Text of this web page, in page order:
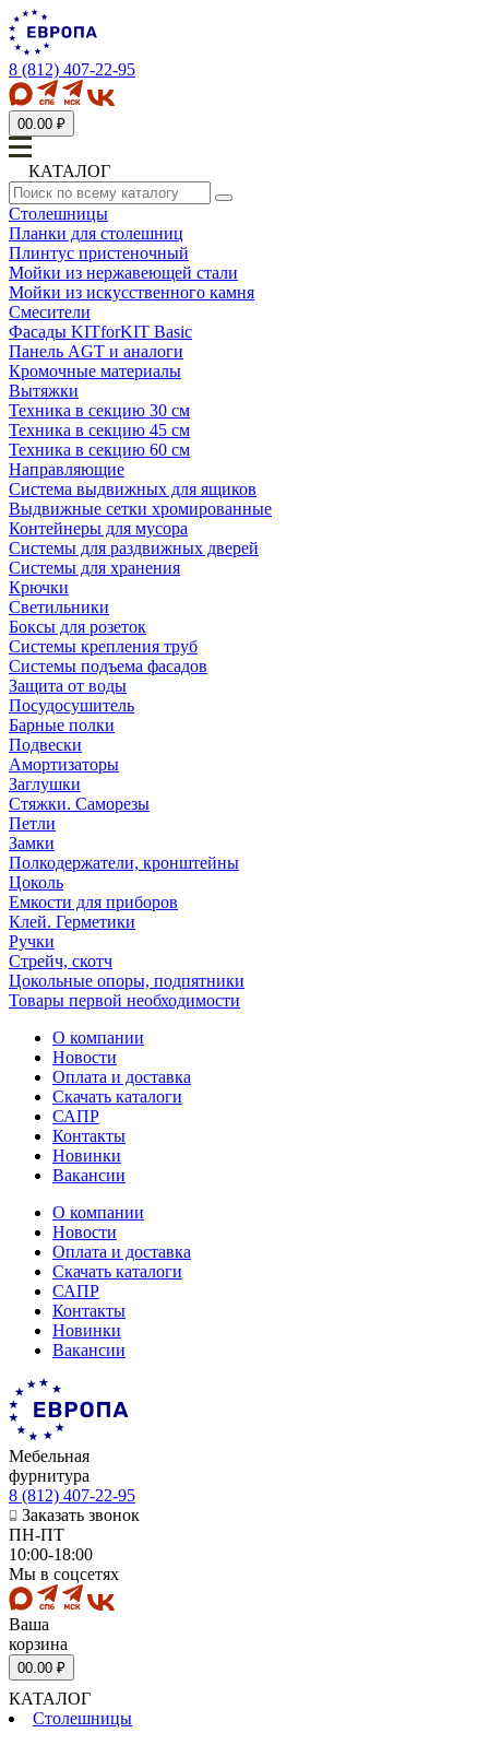
8 (812) 407-22-95
00.00 ₽
КАТАЛОГ
Столешницы
Планки для столешниц
Плинтус пристеночный
Мойки из нержавеющей стали
Мойки из искусственного камня
Смесители
Фасады KITforKIT Basic
Панель AGT и аналоги
Кромочные материалы
Вытяжки
Техника в секцию 30 см
Техника в секцию 45 см
Техника в секцию 60 см
Направляющие
Система выдвижных для ящиков
Выдвижные сетки хромированные
Контейнеры для мусора
Системы для раздвижных дверей
Системы для хранения
Крючки
Светильники
Боксы для розеток
Системы крепления труб
Системы подъема фасадов
Защита от воды
Посудосушитель
Барные полки
Подвески
Амортизаторы
Заглушки
Стяжки. Саморезы
Петли
Замки
Полкодержатели, кронштейны
Цоколь
Емкости для приборов
Клей. Герметики
Ручки
Стрейч, скотч
Цокольные опоры, подпятники
Товары первой необходимости
О компании
Новости
Оплата и доставка
Скачать каталоги
САПР
Контакты
Новинки
Вакансии
О компании
Новости
Оплата и доставка
Скачать каталоги
САПР
Контакты
Новинки
Вакансии
Мебельная
фурнитура
8 (812) 407-22-95
Заказать звонок
ПН-ПТ
10:00-18:00
Мы в соцсетях
Ваша
корзина
00.00 ₽
КАТАЛОГ
Столешницы